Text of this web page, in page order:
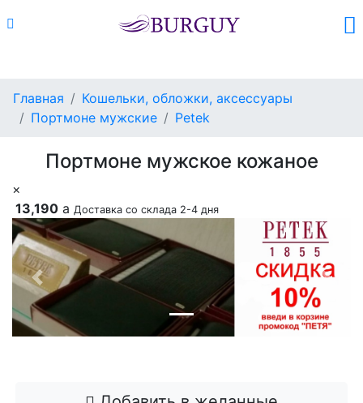
Главная
Кошельки, обложки, аксессуары
Портмоне мужские
Petek
Портмоне мужское кожаное
×
13,190 a Доставка со склада 2-4 дня
Previous